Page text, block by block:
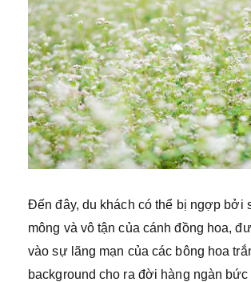
Đến đây, du khách có thể bị ngợp bởi
mông và vô tận của cánh đồng hoa,
vào sự lãng mạn của các bông hoa
background cho ra đời hàng ngàn